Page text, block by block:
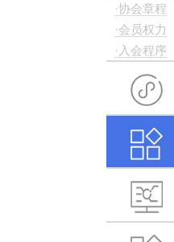
·协会章程
·会员权力
·入会程序